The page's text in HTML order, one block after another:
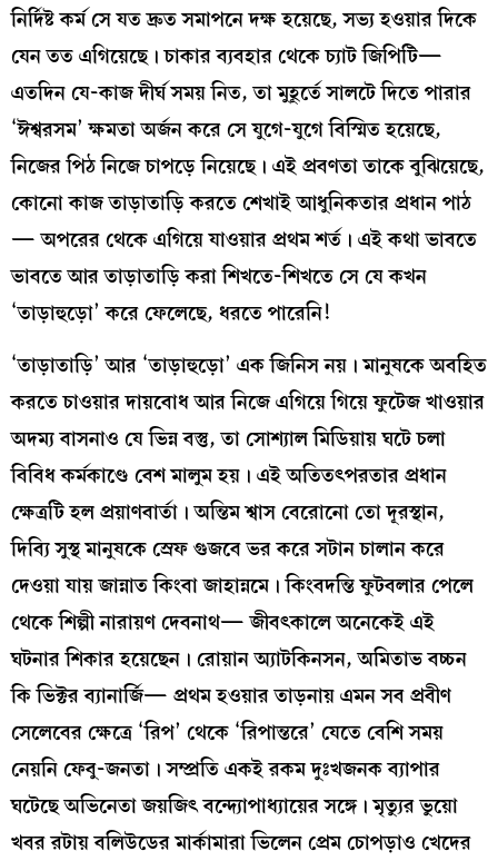
নির্দিষ্ট কর্ম সে যত দ্রুত সমাপনে দক্ষ হয়েছে, সভ্য হওয়ার দিকে
যেন তত এগিয়েছে। চাকার ব্যবহার থেকে চ্যাট জিপিটি—
এতদিন যে-কাজ দীর্ঘ সময় নিত, তা মুহূর্তে সালটে দিতে পারার
‘ঈশ্বরসম’ ক্ষমতা অর্জন করে সে যুগে-যুগে বিস্মিত হয়েছে,
নিজের পিঠ নিজে চাপড়ে নিয়েছে। এই প্রবণতা তাকে বুঝিয়েছে,
কোনো কাজ তাড়াতাড়ি করতে শেখাই আধুনিকতার প্রধান পাঠ
— অপরের থেকে এগিয়ে যাওয়ার প্রথম শর্ত। এই কথা ভাবতে
ভাবতে আর তাড়াতাড়ি করা শিখতে-শিখতে সে যে কখন
‘তাড়াহুড়ো’ করে ফেলেছে, ধরতে পারেনি!
‘তাড়াতাড়ি’ আর ‘তাড়াহুড়ো’ এক জিনিস নয়। মানুষকে অবহিত
করতে চাওয়ার দায়বোধ আর নিজে এগিয়ে গিয়ে ফুটেজ খাওয়ার
অদম্য বাসনাও যে ভিন্ন বস্তু, তা সোশ্যাল মিডিয়ায় ঘটে চলা
বিবিধ কর্মকাণ্ডে বেশ মালুম হয়। এই অতিতৎপরতার প্রধান
ক্ষেত্রটি হল প্রয়াণবার্তা। অন্তিম শ্বাস বেরোনো তো দূরস্থান,
দিব্যি সুস্থ মানুষকে স্রেফ গুজবে ভর করে সটান চালান করে
দেওয়া যায় জান্নাত কিংবা জাহান্নমে। কিংবদন্তি ফুটবলার পেলে
থেকে শিল্পী নারায়ণ দেবনাথ— জীবৎকালে অনেকেই এই
ঘটনার শিকার হয়েছেন। রোয়ান অ্যাটকিনসন, অমিতাভ বচ্চন
কি ভিক্টর ব্যানার্জি— প্রথম হওয়ার তাড়নায় এমন সব প্রবীণ
সেলেবের ক্ষেত্রে ‘রিপ’ থেকে ‘রিপান্তরে’ যেতে বেশি সময়
নেয়নি ফেবু-জনতা। সম্প্রতি একই রকম দুঃখজনক ব্যাপার
ঘটেছে অভিনেতা জয়জিৎ বন্দ্যোপাধ্যায়ের সঙ্গে। মৃত্যুর ভুয়ো
খবর রটায় বলিউডের মার্কামারা ভিলেন প্রেম চোপড়াও খেদের